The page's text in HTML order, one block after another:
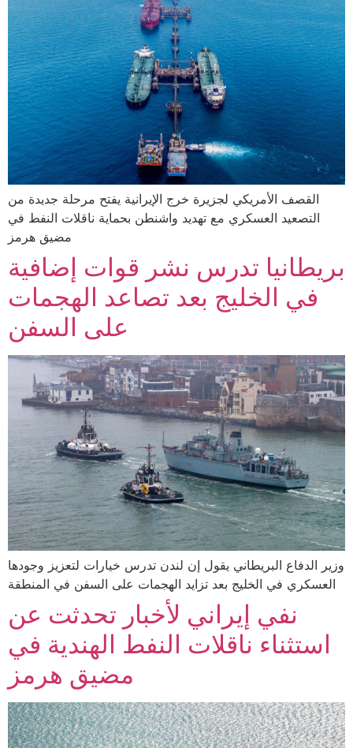
القصف الأمريكي لجزيرة خرج الإيرانية يفتح مرحلة جديدة من
التصعيد العسكري مع تهديد واشنطن بحماية ناقلات النفط في
مضيق هرمز
بريطانيا تدرس نشر قوات إضافية
في الخليج بعد تصاعد الهجمات
على السفن
وزير الدفاع البريطاني يقول إن لندن تدرس خيارات لتعزيز وجودها
العسكري في الخليج بعد تزايد الهجمات على السفن في المنطقة
نفي إيراني لأخبار تحدثت عن
استثناء ناقلات النفط الهندية في
مضيق هرمز